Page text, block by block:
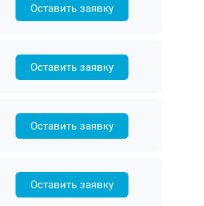
Оставить заявку
Оставить заявку
Оставить заявку
Оставить заявку